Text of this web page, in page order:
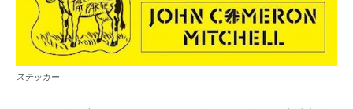
ステッカー